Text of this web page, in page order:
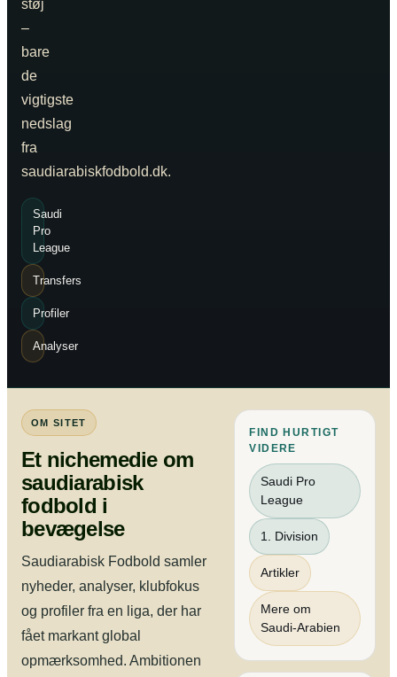
støj
–
bare
de
vigtigste
nedslag
fra
saudiarabiskfodbold.dk.
Saudi
Pro
League
Transfers
Profiler
Analyser
OM SITET
Et nichemedie om
saudiarabisk
fodbold i
bevægelse
Saudiarabisk Fodbold samler
nyheder, analyser, klubfokus
og profiler fra en liga, der har
fået markant global
opmærksomhed. Ambitionen
FIND HURTIGT
VIDERE
Saudi Pro
League
1. Division
Artikler
Mere om
Saudi-Arabien